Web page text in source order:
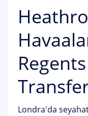
Londra'da